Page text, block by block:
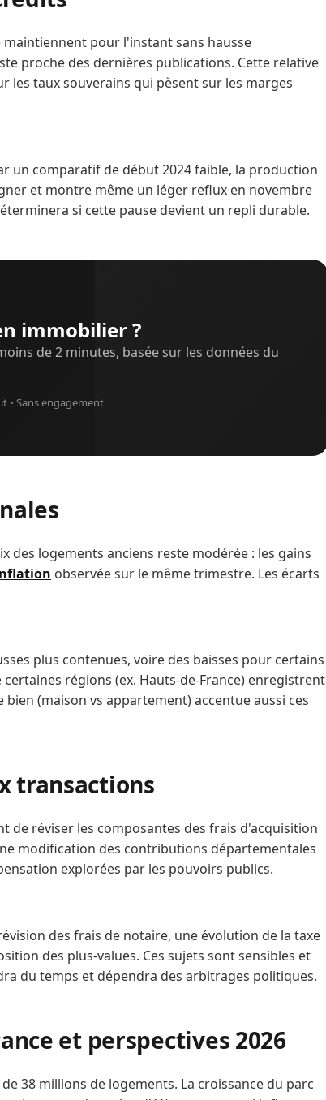
pour l'instant sans hausse
proche des dernières publications. Cette relative
les taux souverains qui pèsent sur les marges
un comparatif de début 2024 faible, la production
et montre même un léger reflux en novembre
si cette pause devient un repli durable.
immobilier ?
de 2 minutes, basée sur les données du
• Sans engagement
des logements anciens reste modérée : les gains
observée sur le même trimestre. Les écarts
plus contenues, voire des baisses pour certains
régions (ex. Hauts-de-France) enregistrent
(maison vs appartement) accentue aussi ces
transactions
de réviser les composantes des frais d'acquisition
modification des contributions départementales
explorées par les pouvoirs publics.
des frais de notaire, une évolution de la taxe
des plus-values. Ces sujets sont sensibles et
du temps et dépendra des arbitrages politiques.
et perspectives 2026
38 millions de logements. La croissance du parc